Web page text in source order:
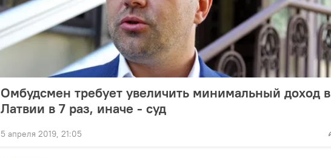
Омбудсмен требует увеличить минимальный доход в
Латвии в 7 раз, иначе - суд
5 апреля 2019, 21:05